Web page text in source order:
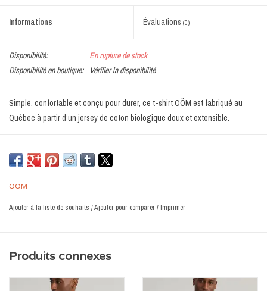
Informations Évaluations (0)
Disponibilité:
En rupture de stock
Disponibilité en boutique:
Vérifier la disponibilité
Simple, confortable et conçu pour durer, ce t-shirt OÖM est fabriqué au
Québec à partir d’un jersey de coton biologique doux et extensible.
ralentir pour profiter du moment présent. Sa coupe classique en fait un
essentiel facile à porter au quotidien, seul ou sous une surchemise.
Un vêtement écoresponsable conçu localement avec soin.
DÉTAILS
Imprimé exclusif OÖM
Longueur centre dos (taille Médium) : 28 po
OOM
Ajouter à la liste de souhaits /Ajouter pour comparer/ Imprimer
Produits connexes